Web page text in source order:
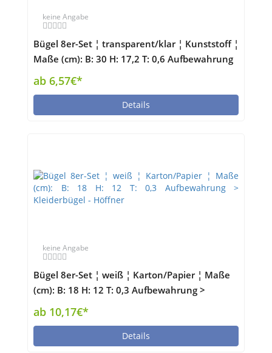
keine Angabe
Bügel 8er-Set ¦ transparent/klar ¦ Kunststoff ¦
Maße (cm): B: 30 H: 17,2 T: 0,6 Aufbewahrung
> Kleiderbügel - Höffner
ab 6,57€*
Details
keine Angabe
Bügel 8er-Set ¦ weiß ¦ Karton/Papier ¦ Maße
(cm): B: 18 H: 12 T: 0,3 Aufbewahrung >
Kleiderbügel - Höffner
ab 10,17€*
Details